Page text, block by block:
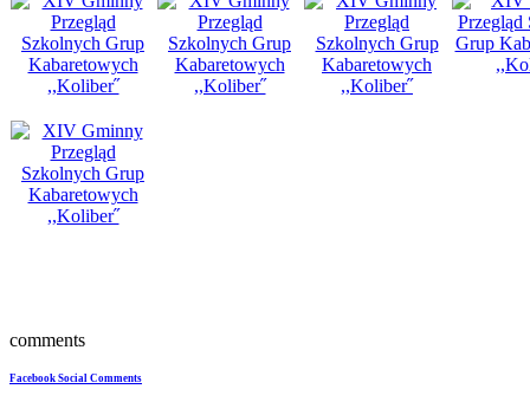
comments
Facebook Social Comments